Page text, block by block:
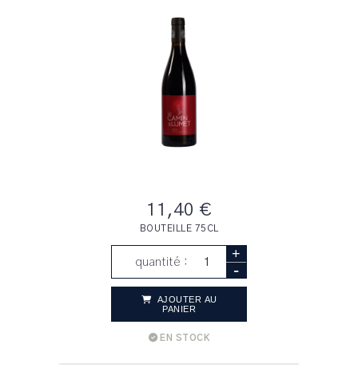
11,40 €
BOUTEILLE 75CL
quantité : +
-
AJOUTER AU
PANIER
EN STOCK